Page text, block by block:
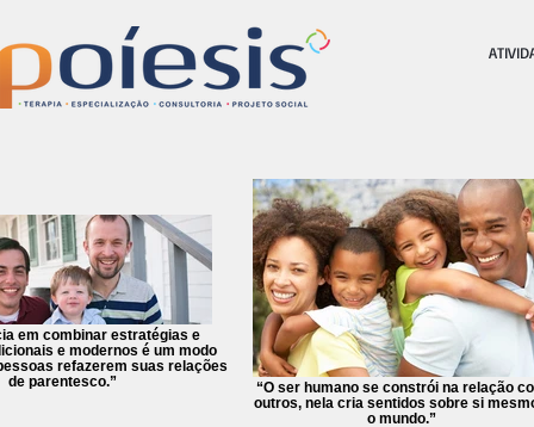
em combinar estratégias e
e modernos é um modo
refazerem suas relações
de parentesco.”
“O ser humano se constrói na relação
outros, nela cria sentidos sobre si
o mundo.”